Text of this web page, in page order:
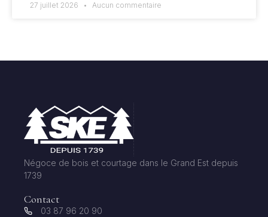
27 juillet 2026 Aucun commentaire
Négoce de bois et courtage dans le Grand Est depuis
1739
Contact
03 87 96 20 90